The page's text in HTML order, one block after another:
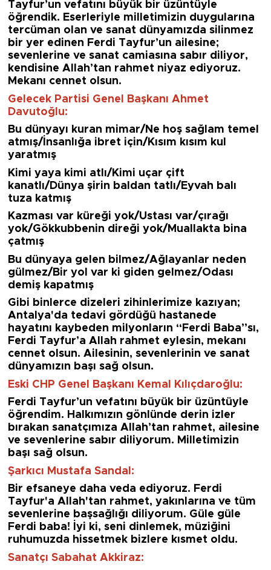
Tayfur’un vefatını büyük bir üzüntüyle
öğrendik. Eserleriyle milletimizin duygularına
tercüman olan ve sanat dünyamızda silinmez
bir yer edinen Ferdi Tayfur’un ailesine;
sevenlerine ve sanat camiasına sabır diliyor,
kendisine Allah’tan rahmet niyaz ediyoruz.
Mekanı cennet olsun.
Gelecek Partisi Genel Başkanı Ahmet
Davutoğlu:
Bu dünyayı kuran mimar/Ne hoş sağlam temel
atmış/İnsanlığa ibret için/Kısım kısım kul
yaratmış
Kimi yaya kimi atlı/Kimi uçar çift
kanatlı/Dünya şirin baldan tatlı/Eyvah balı
tuza katmış
Kazması var küreği yok/Ustası var/çırağı
yok/Gökkubbenin direği yok/Muallakta bina
çatmış
Bu dünyaya gelen bilmez/Ağlayanlar neden
gülmez/Bir yol var ki giden gelmez/Odası
demiş kapatmış
Gibi binlerce dizeleri zihinlerimize kazıyan;
Antalya'da tedavi gördüğü hastanede
hayatını kaybeden milyonların “Ferdi Baba”sı,
Ferdi Tayfur’a Allah rahmet eylesin, mekanı
cennet olsun. Ailesinin, sevenlerinin ve sanat
dünyamızın başı sağ olsun.
Eski CHP Genel Başkanı Kemal Kılıçdaroğlu:
Ferdi Tayfur’un vefatını büyük bir üzüntüyle
öğrendim. Halkımızın gönlünde derin izler
bırakan sanatçımıza Allah’tan rahmet, ailesine
ve sevenlerine sabır diliyorum. Milletimizin
başı sağ olsun.
Şarkıcı Mustafa Sandal:
Bir efsaneye daha veda ediyoruz. Ferdi
Tayfur'a Allah'tan rahmet, yakınlarına ve tüm
sevenlerine başsağlığı diliyorum. Güle güle
Ferdi baba! İyi ki, seni dinlemek, müziğini
ruhumuzda hissetmek bizlere kısmet oldu.
Sanatçı Sabahat Akkiraz: